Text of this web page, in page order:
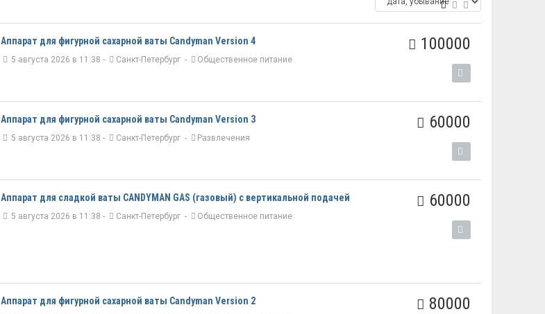
Аппарат для фигурной сахарной ваты Candyman Version 4
5 августа 2026 в 11:38 - Санкт-Петербург - Общественное питание
100000
Аппарат для фигурной сахарной ваты Candyman Version 3
5 августа 2026 в 11:38 - Санкт-Петербург - Развлечения
60000
Аппарат для сладкой ваты CANDYMAN GAS (газовый) с вертикальной подачей
5 августа 2026 в 11:38 - Санкт-Петербург - Общественное питание
60000
Аппарат для фигурной сахарной ваты Candyman Version 2 80000